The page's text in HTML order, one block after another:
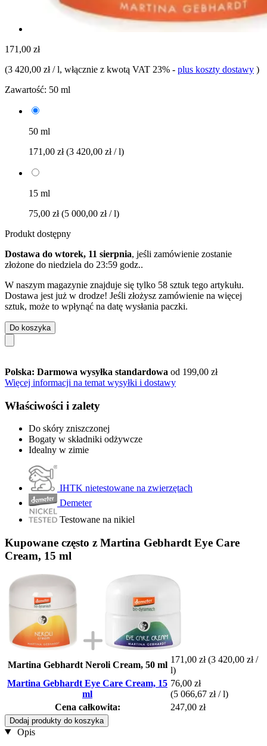
171,00 zł
(3 420,00 zł / l, włącznie z kwotą VAT 23% - plus koszty dostawy )
Zawartość: 50 ml
50 ml
171,00 zł(3 420,00 zł / l)
15 ml
75,00 zł(5 000,00 zł / l)
Produkt dostępny
Dostawa do wtorek, 11 sierpnia, jeśli zamówienie zostanie
złożone do niedziela do 23:59 godz..
W naszym magazynie znajduje się tylko 58 sztuk tego artykułu.
Dostawa jest już w drodze! Jeśli złożysz zamówienie na więcej
sztuk, może to wpłynąć na datę wysłania paczki.
Do koszyka
Polska: Darmowa wysyłka standardowa od 199,00 zł
Więcej informacji na temat wysyłki i dostawy
Właściwości i zalety
Do skóry zniszczonej
Bogaty w składniki odżywcze
Idealny w zimie
IHTK nietestowane na zwierzętach
Demeter
Testowane na nikiel
Kupowane często z Martina Gebhardt Eye Care
Cream, 15 ml
Martina Gebhardt Neroli Cream, 50 ml
171,00 zł (3 420,00 zł /
l)
Martina Gebhardt Eye Care Cream, 15
ml
76,00 zł
(5 066,67 zł / l)
Cena całkowita:
247,00 zł
Dodaj produkty do koszyka
Opis